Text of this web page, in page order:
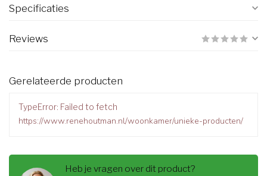
Specificaties
Reviews
Gerelateerde producten
TypeError: Failed to fetch
https://www.renehoutman.nl/woonkamer/unieke-producten/
Heb je vragen over dit product?